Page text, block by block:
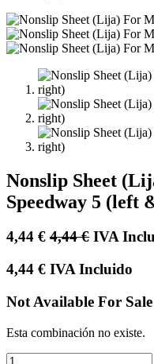
Nonslip Sheet
Speedway 5 (left
4,44 € 4,44€ IVA
4,44 € IVA Incluido
Not Available For Sale
Esta combinación no existe.